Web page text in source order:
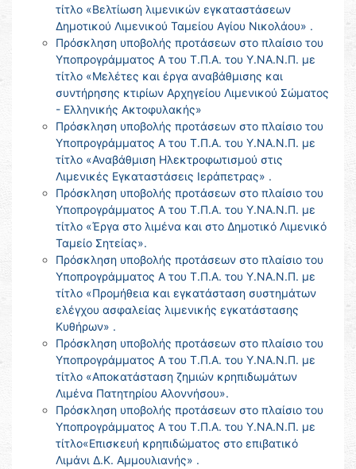
τίτλο «Βελτίωση λιμενικών εγκαταστάσεων
Δημοτικού Λιμενικού Ταμείου Αγίου Νικολάου» .
Πρόσκληση υποβολής προτάσεων στο πλαίσιο του
Υποπρογράμματος Α του Τ.Π.Α. του Υ.ΝΑ.Ν.Π. με
τίτλο «Μελέτες και έργα αναβάθμισης και
συντήρησης κτιρίων Αρχηγείου Λιμενικού Σώματος
- Ελληνικής Ακτοφυλακής»
Πρόσκληση υποβολής προτάσεων στο πλαίσιο του
Υποπρογράμματος Α του Τ.Π.Α. του Υ.ΝΑ.Ν.Π. με
τίτλο «Αναβάθμιση Ηλεκτροφωτισμού στις
Λιμενικές Εγκαταστάσεις Ιεράπετρας» .
Πρόσκληση υποβολής προτάσεων στο πλαίσιο του
Υποπρογράμματος Α του Τ.Π.Α. του Υ.ΝΑ.Ν.Π. με
τίτλο «Έργα στο λιμένα και στο Δημοτικό Λιμενικό
Ταμείο Σητείας».
Πρόσκληση υποβολής προτάσεων στο πλαίσιο του
Υποπρογράμματος Α του Τ.Π.Α. του Υ.ΝΑ.Ν.Π. με
τίτλο «Προμήθεια και εγκατάσταση συστημάτων
ελέγχου ασφαλείας λιμενικής εγκατάστασης
Κυθήρων» .
Πρόσκληση υποβολής προτάσεων στο πλαίσιο του
Υποπρογράμματος Α του Τ.Π.Α. του Υ.ΝΑ.Ν.Π. με
τίτλο «Αποκατάσταση ζημιών κρηπιδωμάτων
Λιμένα Πατητηρίου Αλοννήσου».
Πρόσκληση υποβολής προτάσεων στο πλαίσιο του
Υποπρογράμματος Α του Τ.Π.Α. του Υ.ΝΑ.Ν.Π. με
τίτλο«Επισκευή κρηπιδώματος στο επιβατικό
Λιμάνι Δ.Κ. Αμμουλιανής» .